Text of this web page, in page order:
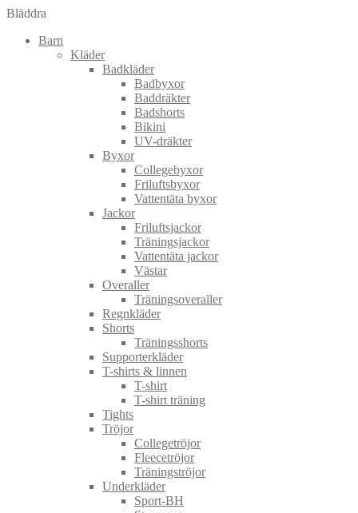
Bläddra
Barn
Kläder
Badkläder
Badbyxor
Baddräkter
Badshorts
Bikini
UV-dräkter
Byxor
Collegebyxor
Friluftsbyxor
Vattentäta byxor
Jackor
Friluftsjackor
Träningsjackor
Vattentäta jackor
Västar
Overaller
Träningsoveraller
Regnkläder
Shorts
Träningsshorts
Supporterkläder
T-shirts & linnen
T-shirt
T-shirt träning
Tights
Tröjor
Collegetröjor
Fleecetröjor
Träningströjor
Underkläder
Sport-BH